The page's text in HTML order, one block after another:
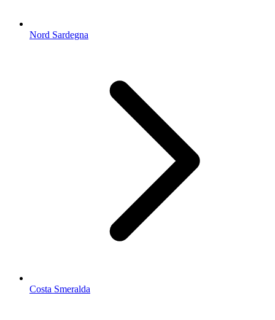
Nord Sardegna
Costa Smeralda